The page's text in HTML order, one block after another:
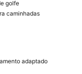
golfe
caminhadas
adaptado